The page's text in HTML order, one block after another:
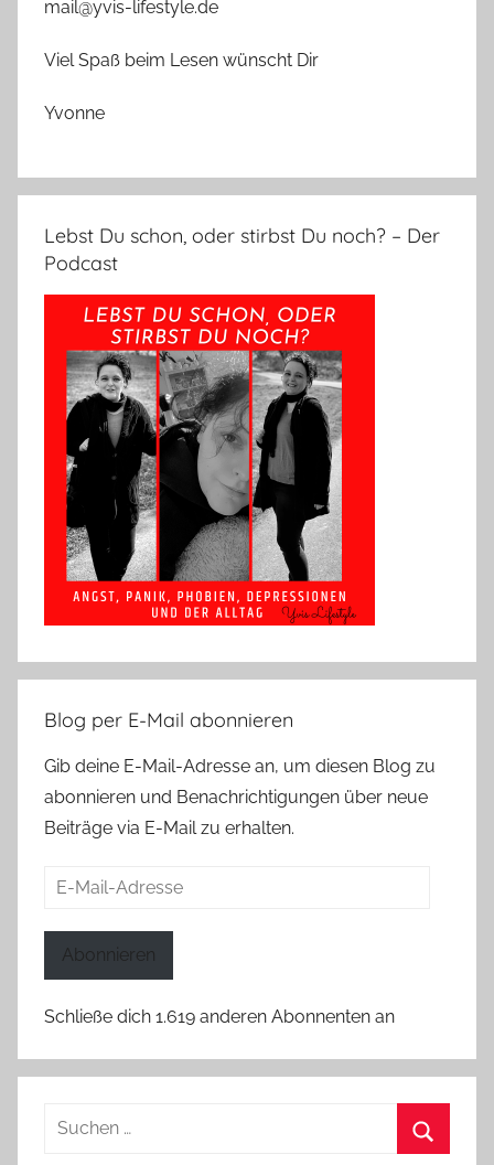
mail@yvis-lifestyle.de
Viel Spaß beim Lesen wünscht Dir
Yvonne
Lebst Du schon, oder stirbst Du noch? – Der
Podcast
Blog per E-Mail abonnieren
Gib deine E-Mail-Adresse an, um diesen Blog zu
abonnieren und Benachrichtigungen über neue
Beiträge via E-Mail zu erhalten.
E-
Abonnieren
Schließe dich 1.619 anderen Abonnenten an
Suchen